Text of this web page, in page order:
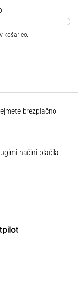
košarico.
brezplačno
načini plačila